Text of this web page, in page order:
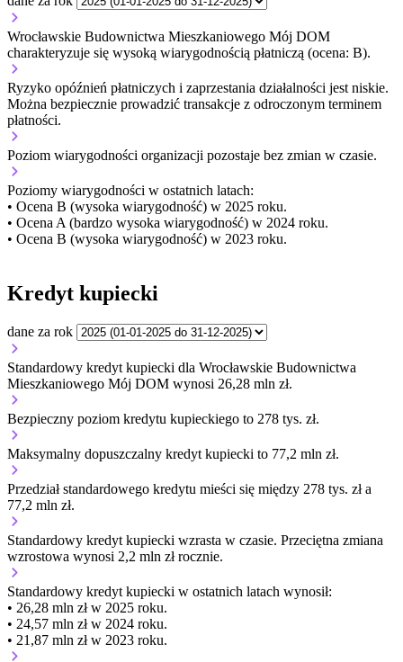
Wrocławskie Budownictwa Mieszkaniowego Mój DOM
charakteryzuje się wysoką wiarygodnością płatniczą (ocena: B).
Ryzyko opóźnień płatniczych i zaprzestania działalności jest niskie.
Można bezpiecznie prowadzić transakcje z odroczonym terminem
płatności.
Poziom wiarygodności organizacji pozostaje bez zmian w czasie.
Poziomy wiarygodności w ostatnich latach:
• Ocena B (wysoka wiarygodność) w 2025 roku.
• Ocena A (bardzo wysoka wiarygodność) w 2024 roku.
• Ocena B (wysoka wiarygodność) w 2023 roku.
Kredyt kupiecki
dane za rok
Standardowy kredyt kupiecki dla Wrocławskie Budownictwa
Mieszkaniowego Mój DOM wynosi 26,28 mln zł.
Bezpieczny poziom kredytu kupieckiego to 278 tys. zł.
Maksymalny dopuszczalny kredyt kupiecki to 77,2 mln zł.
Przedział standardowego kredytu mieści się między 278 tys. zł a
77,2 mln zł.
Standardowy kredyt kupiecki wzrasta w czasie. Przeciętna zmiana
wzrostowa wynosi 2,2 mln zł rocznie.
Standardowy kredyt kupiecki w ostatnich latach wynosił:
• 26,28 mln zł w 2025 roku.
• 24,57 mln zł w 2024 roku.
• 21,87 mln zł w 2023 roku.